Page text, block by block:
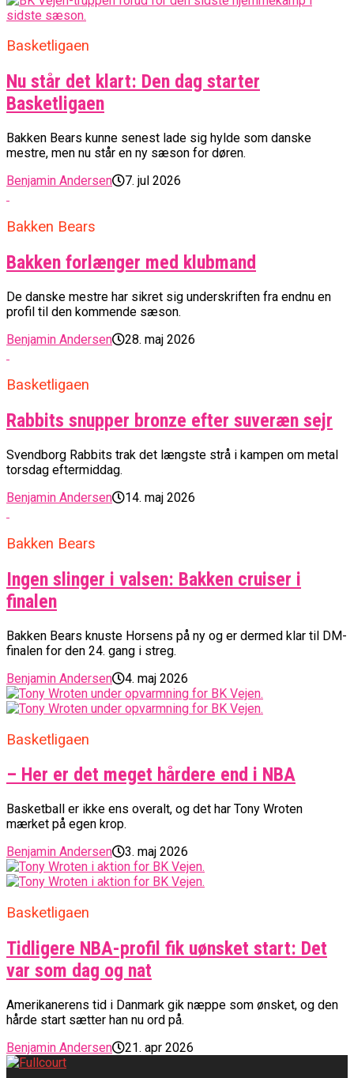
Basketligaen
Nu står det klart: Den dag starter
Basketligaen
Bakken Bears kunne senest lade sig hylde som danske
mestre, men nu står en ny sæson for døren.
Benjamin Andersen
7. jul 2026
Bakken Bears
Bakken forlænger med klubmand
De danske mestre har sikret sig underskriften fra endnu en
profil til den kommende sæson.
Benjamin Andersen
28. maj 2026
Basketligaen
Rabbits snupper bronze efter suveræn sejr
Svendborg Rabbits trak det længste strå i kampen om metal
torsdag eftermiddag.
Benjamin Andersen
14. maj 2026
Bakken Bears
Ingen slinger i valsen: Bakken cruiser i
finalen
Bakken Bears knuste Horsens på ny og er dermed klar til DM-
finalen for den 24. gang i streg.
Benjamin Andersen
4. maj 2026
Basketligaen
– Her er det meget hårdere end i NBA
Basketball er ikke ens overalt, og det har Tony Wroten
mærket på egen krop.
Benjamin Andersen
3. maj 2026
Basketligaen
Tidligere NBA-profil fik uønsket start: Det
var som dag og nat
Amerikanerens tid i Danmark gik næppe som ønsket, og den
hårde start sætter han nu ord på.
Benjamin Andersen
21. apr 2026